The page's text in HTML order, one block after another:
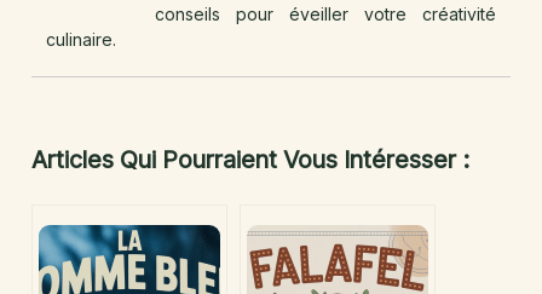
conseils pour éveiller votre créativité
culinaire.
Articles Qui Pourraient Vous Intéresser :